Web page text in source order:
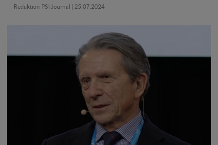
Redaktion PSI Journal | 25.07.2024